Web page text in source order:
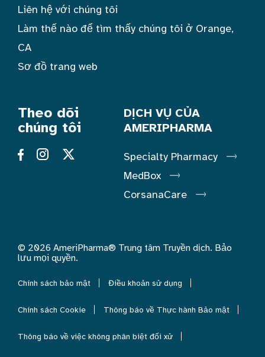
Liên hệ với chúng tôi
Làm thế nào để tìm thấy chúng tôi ở Orange,
CA
Sơ đồ trang web
Theo dõi
chúng tôi
DỊCH VỤ CỦA
AMERIPHARMA
Specialty Pharmacy
MedBox
CorsanaCare
© 2026 AmeriPharma® Trung tâm Truyền dịch. Bảo
lưu mọi quyền.
Chính sách bảo mật Điều khoản sử dụng
Chính sách Cookie Thông báo về Thực hành Bảo mật
Thông báo về việc không phân biệt đối xử